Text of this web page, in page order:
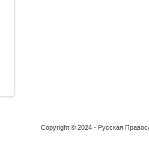
Copyright © 2024 - Русская